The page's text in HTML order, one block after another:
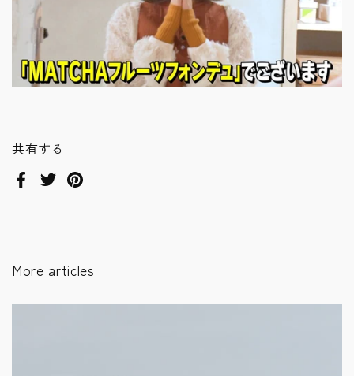
共有する
Facebook
TwitterPinterest
More articles